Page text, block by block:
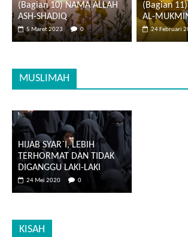
(Bagian 10) NAMA ALLAH
ASH-SHADIQ
5 Maret 2023 0
(Bagian
AL-
24 Februari
MUSLIMAH
HIJAB SYAR`I, LEBIH
TERHORMAT DAN TIDAK
DIGANGGU LAKI-LAKI
24 Mei 2020 0
KISAH